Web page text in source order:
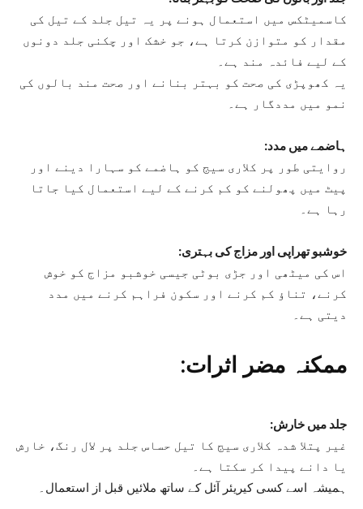
کاسمیٹکس میں استعمال ہونے پر یہ تیل جلد کے تیل کی
مقدار کو متوازن کرتا ہے، جو خشک اور چکنی جلد دونوں
کے لیے فائدہ مند ہے۔
یہ کھوپڑی کی صحت کو بہتر بنانے اور صحت مند بالوں کی
نمو میں مددگار ہے۔
ہاضمے میں مدد:
روایتی طور پر کلاری سیج کو ہاضمے کو سہارا دینے اور
پیٹ میں پھولنے کو کم کرنے کے لیے استعمال کیا جاتا
رہا ہے۔
خوشبو تھراپی اور مزاج کی بہتری:
اس کی میٹھی اور جڑی بوٹی جیسی خوشبو مزاج کو خوش
کرنے، تناؤ کم کرنے اور سکون فراہم کرنے میں مدد
دیتی ہے۔
ممکنہ مضر اثرات:
جلد میں خارش:
غیر پتلا شدہ کلاری سیج کا تیل حساس جلد پر لال رنگ، خارش
یا دانے پیدا کر سکتا ہے۔
ہمیشہ اسے کسی کیریئر آئل کے ساتھ ملائیں قبل از استعمال۔